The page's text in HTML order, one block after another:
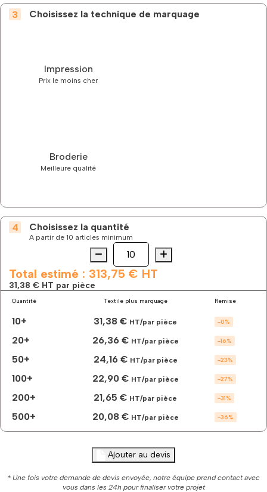
Choisissez la technique de marquage
Impression
Prix le moins cher
Broderie
Meilleure qualité
Choisissez la quantité
A partir de 10 articles minimum
Quantité
quantité
La
softshell
2
couches
homme
à
Total estimé : 313,75 € HT
31,38 € HT par pièce
Quantité Textile plus marquage Remise
10+ 31,38 € HT/par pièce -0%
20+ 26,36 € HT/par pièce -16%
50+ 24,16 € HT/par pièce -23%
100+ 22,90 € HT/par pièce -27%
200+ 21,65 € HT/par pièce -31%
500+ 20,08 € HT/par pièce -36%
Ajouter au devis
* Une fois votre demande de devis envoyée, notre équipe prend contact avec
vous dans les 24h pour finaliser votre projet